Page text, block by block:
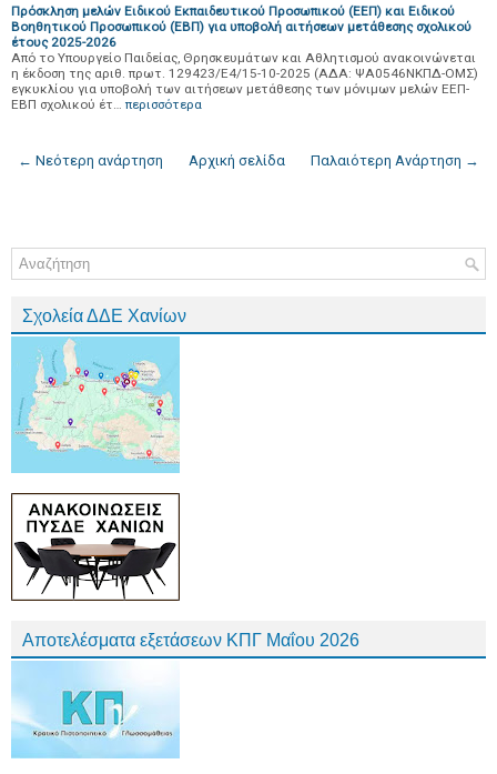
Πρόσκληση μελών Ειδικού Εκπαιδευτικού Προσωπικού (ΕΕΠ) και Ειδικού
Βοηθητικού Προσωπικού (ΕΒΠ) για υποβολή αιτήσεων μετάθεσης σχολικού
έτους 2025-2026
Από το Υπουργείο Παιδείας, Θρησκευμάτων και Αθλητισμού ανακοινώνεται
η έκδοση της αριθ. πρωτ. 129423/Ε4/15-10-2025 (ΑΔΑ: ΨΑ0546ΝΚΠΔ-ΟΜΣ)
εγκυκλίου για υποβολή των αιτήσεων μετάθεσης των μόνιμων μελών ΕΕΠ-
ΕΒΠ σχολικού έτ… περισσότερα
← Νεότερη ανάρτηση Παλαιότερη Ανάρτηση →
Αρχική σελίδα
Σχολεία ΔΔΕ Χανίων
Αποτελέσματα εξετάσεων ΚΠΓ Μαΐου 2026